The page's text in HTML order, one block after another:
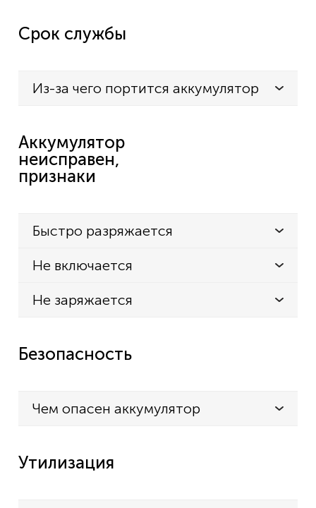
Срок службы
Из-за чего портится аккумулятор
Аккумулятор
неисправен,
признаки
Быстро разряжается
Не включается
Не заряжается
Безопасность
Чем опасен аккумулятор
Утилизация